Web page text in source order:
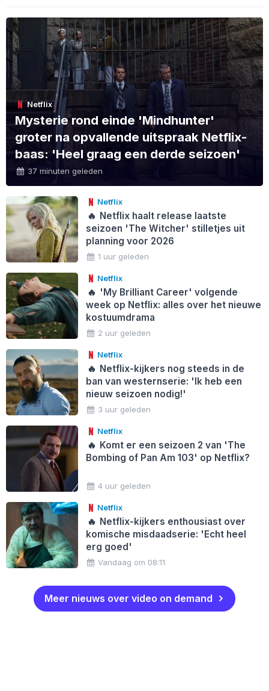
Netflix
Mysterie rond einde 'Mindhunter'
groter na opvallende uitspraak Netflix-
baas: 'Heel graag een derde seizoen'
37 minuten geleden
Netflix
🔥 Netflix haalt release laatste
seizoen 'The Witcher' stilletjes uit
planning voor 2026
1 uur geleden
Netflix
🔥 'My Brilliant Career' volgende
week op Netflix: alles over het nieuwe
kostuumdrama
2 uur geleden
Netflix
🔥 Netflix-kijkers nog steeds in de
ban van westernserie: 'Ik heb een
nieuw seizoen nodig!'
3 uur geleden
Netflix
🔥 Komt er een seizoen 2 van 'The
Bombing of Pan Am 103' op Netflix?
4 uur geleden
Netflix
🔥 Netflix-kijkers enthousiast over
komische misdaadserie: 'Echt heel
erg goed'
Vandaag om 08:11
Meer nieuws over video on demand